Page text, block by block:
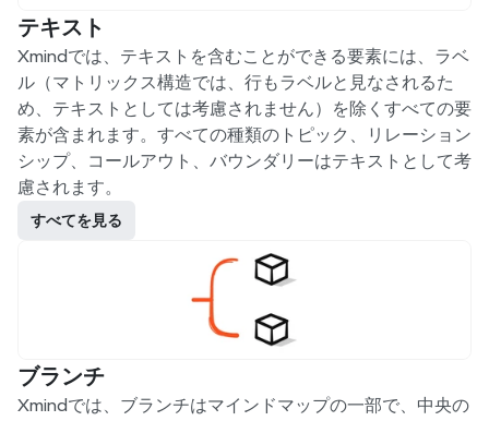
テキスト
Xmindでは、テキストを含むことができる要素には、ラベ
ル（マトリックス構造では、行もラベルと見なされるた
め、テキストとしては考慮されません）を除くすべての要
素が含まれます。すべての種類のトピック、リレーション
シップ、コールアウト、バウンダリーはテキストとして考
慮されます。
すべてを見る
ブランチ
Xmindでは、ブランチはマインドマップの一部で、中央の